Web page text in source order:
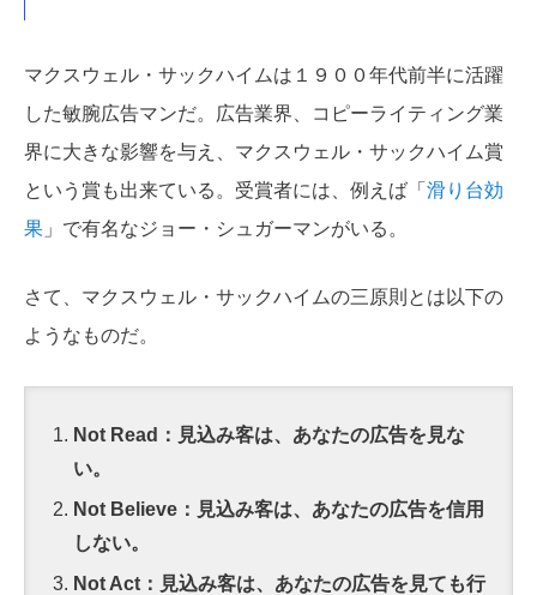
マクスウェル・サックハイムは１９００年代前半に活躍
した敏腕広告マンだ。広告業界、コピーライティング業
界に大きな影響を与え、マクスウェル・サックハイム賞
という賞も出来ている。受賞者には、例えば「 滑り台効
果 」で有名なジョー・シュガーマンがいる。
さて、マクスウェル・サックハイムの三原則とは以下の
ようなものだ。
Not Read：見込み客は、あなたの広告を見な
い。
Not Believe：見込み客は、あなたの広告を信用
しない。
Not Act：見込み客は、あなたの広告を見ても行